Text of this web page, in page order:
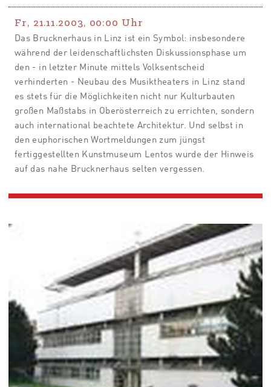
Fr, 21.11.2003, 00:00 Uhr
Das Brucknerhaus in Linz ist ein Symbol: insbesondere
während der leidenschaftlichsten Diskussionsphase um
den - in letzter Minute mittels Volksentscheid
verhinderten - Neubau des Musiktheaters in Linz stand
es stets für die Möglichkeiten nicht nur Kulturbauten
großen Maßstabs in Oberösterreich zu errichten, sondern
auch international beachtete Architektur. Und selbst in
den euphorischen Wortmeldungen zum jüngst
fertiggestellten Kunstmuseum Lentos wurde der Hinweis
auf das nahe Brucknerhaus selten vergessen.